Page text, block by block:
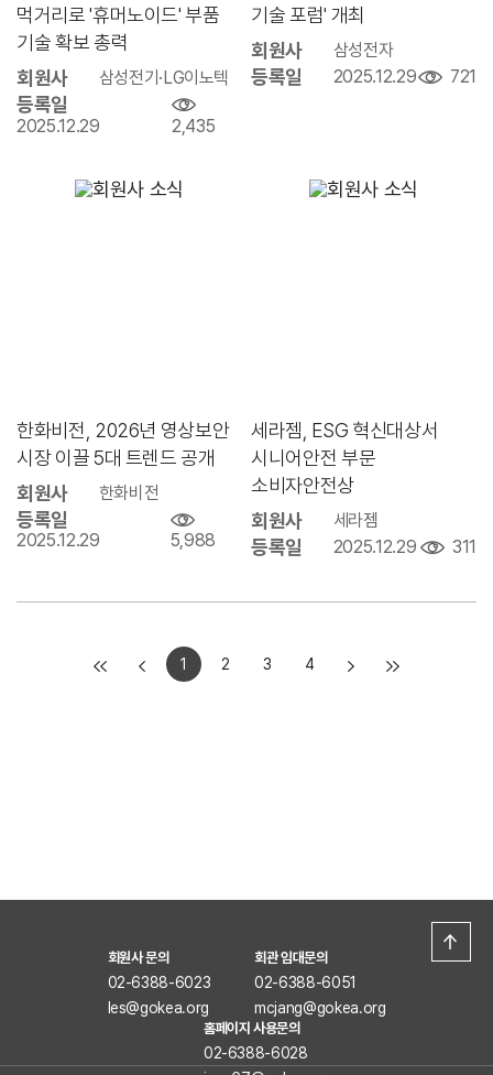
먹거리로 '휴머노이드' 부품
기술 확보 총력
회원사
삼성전기·LG이노텍
등록일
2025.12.29 2,435
기술 포럼' 개최
회원사
삼성전자
등록일 2025.12.29 721
한화비전, 2026년 영상보안
시장 이끌 5대 트렌드 공개
회원사
한화비전
등록일
2025.12.29 5,988
세라젬, ESG 혁신대상서
시니어안전 부문
소비자안전상
회원사
세라젬
등록일 2025.12.29 311
1 2 3 4
회원사 문의
02-6388-6023
les@gokea.org
회관 임대문의
02-6388-6051
mcjang@gokea.org
홈페이지 사용문의
02-6388-6028